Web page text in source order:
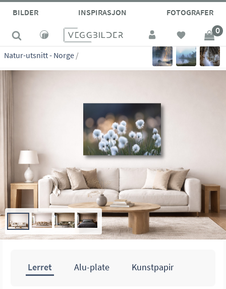
BILDER INSPIRASJON FOTOGRAFER
0
Natur-utsnitt - Norge /
Lerret Alu-plate Kunstpapir